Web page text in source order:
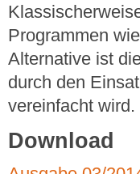
Programmen
Alternative ist
durch den
vereinfacht wird.
Download